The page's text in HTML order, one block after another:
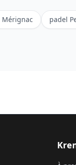
Mérignac padel